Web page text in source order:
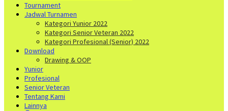
Tournament
Jadwal Turnamen
Kategori Yunior 2022
Kategori Senior Veteran 2022
Kategori Profesional (Senior) 2022
Download
Drawing & OOP
Yunior
Profesional
Senior Veteran
Tentang Kami
Lainnya